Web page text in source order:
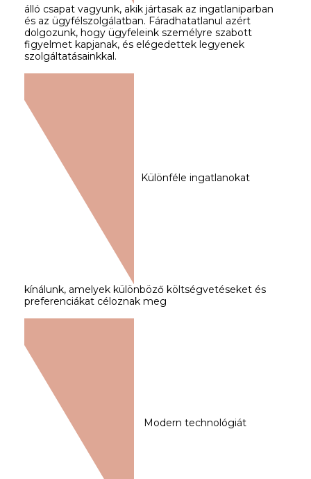
álló csapat vagyunk, akik jártasak az ingatlaniparban
és az ügyfélszolgálatban. Fáradhatatlanul azért
dolgozunk, hogy ügyfeleink személyre szabott
figyelmet kapjanak, és elégedettek legyenek
szolgáltatásainkkal.
Különféle ingatlanokat
kínálunk, amelyek különböző költségvetéseket és
preferenciákat céloznak meg
Modern technológiát